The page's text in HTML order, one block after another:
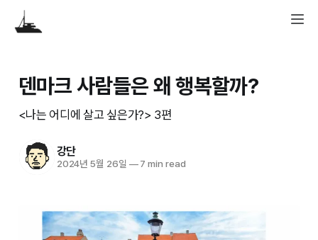
덴마크 사람들은 왜 행복할까?
<나는 어디에 살고 싶은가?> 3편
강단
2024년 5월 26일 —7 min read